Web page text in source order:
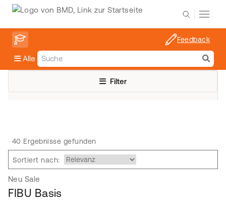
Alle
Feedback
Filter
40 Ergebnisse gefunden
Sortiert nach:
Neu Sale
FIBU Basis